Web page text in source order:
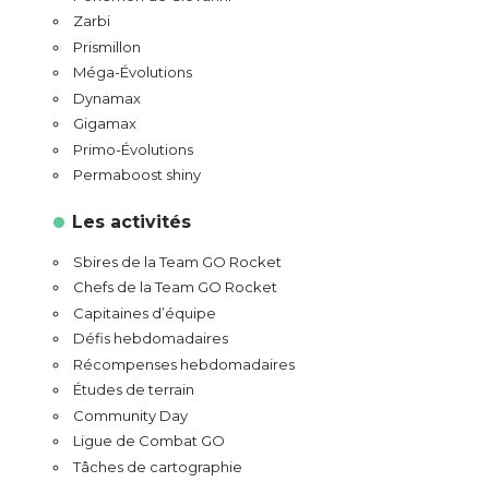
Zarbi
Prismillon
Méga-Évolutions
Dynamax
Gigamax
Primo-Évolutions
Permaboost shiny
Les activités
Sbires de la Team GO Rocket
Chefs de la Team GO Rocket
Capitaines d’équipe
Défis hebdomadaires
Récompenses hebdomadaires
Études de terrain
Community Day
Ligue de Combat GO
Tâches de cartographie